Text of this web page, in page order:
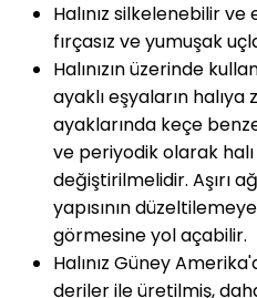
Halınız silkelenebilir
fırçasız ve yumuşak
Halınızın üzerinde
ayaklı eşyaların
ayaklarında keçe
ve periyodik olarak
değiştirilmelidir. Aşırı
yapısının
görmesine yol açabilir.
Halınız Güney
deriler ile üretilmiş,